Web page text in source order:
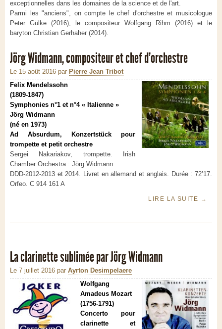
exceptionnelles dans les domaines de la science et de l'art.
Parmi les "anciens", on compte le chef d'orchestre et musicologue
Peter Gülke (2016), le compositeur Wolfgang Rihm (2016) et le
baryton Christian Gerhaher (2014).
Jörg Widmann, compositeur et chef d’orchestre
Le 15 août 2016 par Pierre Jean Tribot
Felix Mendelssohn
(1809-1847)
Symphonies n°1 et n°4 « Italienne »
Jörg Widmann
(né en 1973)
Ad Absurdum, Konzertstück pour
trompette et petit orchestre
Sergei Nakariakov, trompette. Irish
Chamber Orchestra : Jörg Widmann
DDD-2012-2013 et 2014. Livret en allemand et anglais. Durée : 72’17.
Orfeo. C 914 161 A
LIRE LA SUITE →
La clarinette sublimée par Jörg Widmann
Le 7 juillet 2016 par Ayrton Desimpelaere
Wolfgang
Amadeus Mozart
(1756-1791)
Concerto pour
clarinette et